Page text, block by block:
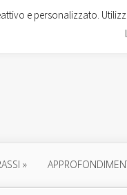
»
e personalizzato.